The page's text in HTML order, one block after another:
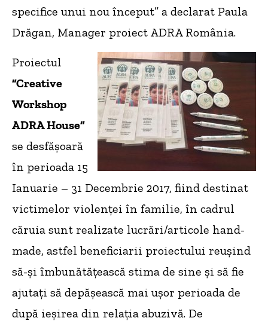
specifice unui nou început” a declarat Paula
Drăgan, Manager proiect ADRA România.
Proiectul
”Creative
Workshop
ADRA House”
se desfășoară
în perioada 15
Ianuarie – 31 Decembrie 2017, fiind destinat
victimelor violenței în familie, în cadrul
căruia sunt realizate lucrări/articole hand-
made, astfel beneficiarii proiectului reușind
să-și îmbunătățească stima de sine și să fie
ajutați să depășească mai ușor perioada de
după ieșirea din relația abuzivă. De